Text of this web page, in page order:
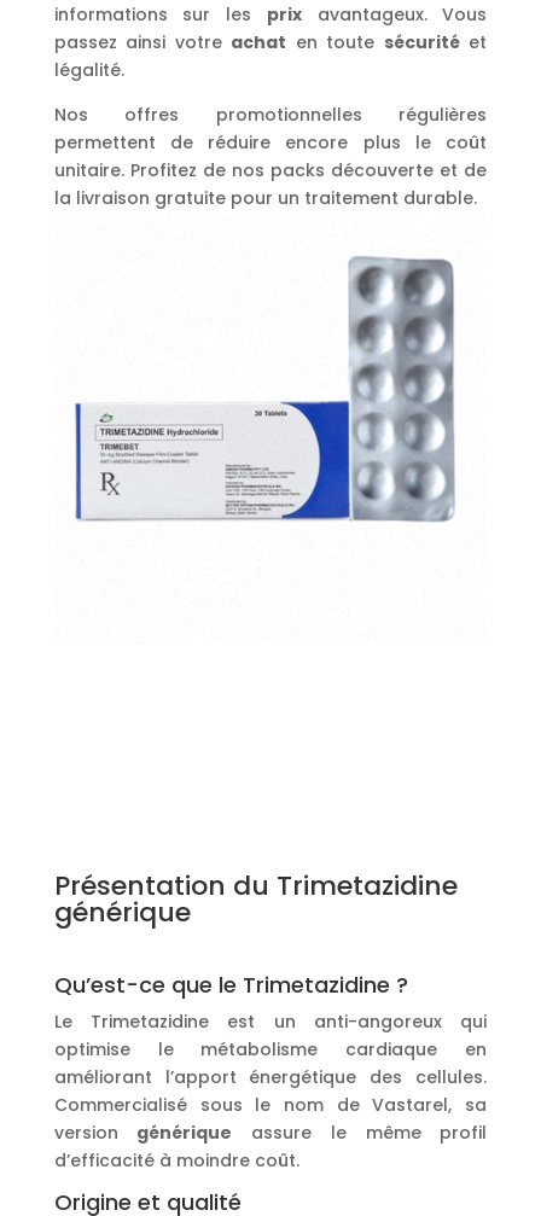
informations sur les prixavantageux. Vous
passez ainsi votre achat en toute sécuritéet
légalité.
Nos offres promotionnelles régulières
permettent de réduire encore plus le coût
unitaire. Profitez de nos packs découverte et de
la livraison gratuite pour un traitement durable.
Présentation du Trimetazidine
générique
Qu’est-ce que le Trimetazidine ?
Le Trimetazidine est un anti-angoreux qui
optimise le métabolisme cardiaque en
améliorant l’apport énergétique des cellules.
Commercialisé sous le nom de Vastarel, sa
version générique assure le même profil
d’efficacité à moindre coût.
Origine et qualité